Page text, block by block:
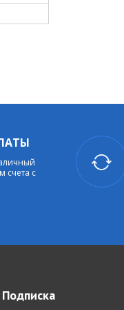
счета с
Подписка